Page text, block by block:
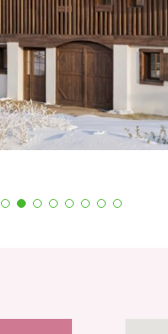
1 2 3 4 5 6 7 8